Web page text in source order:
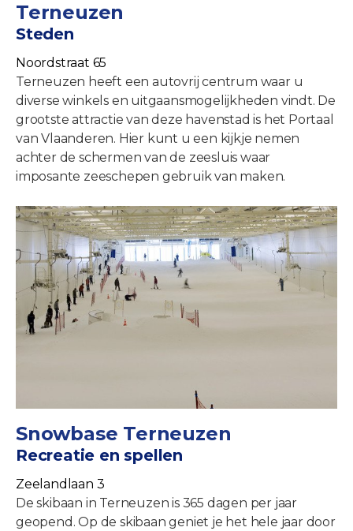
Terneuzen
Steden
Noordstraat 65
Terneuzen heeft een autovrij centrum waar u
diverse winkels en uitgaansmogelijkheden vindt. De
grootste attractie van deze havenstad is het Portaal
van Vlaanderen. Hier kunt u een kijkje nemen
achter de schermen van de zeesluis waar
imposante zeeschepen gebruik van maken.
Snowbase Terneuzen
Recreatie en spellen
Zeelandlaan 3
De skibaan in Terneuzen is 365 dagen per jaar
geopend. Op de skibaan geniet je het hele jaar door